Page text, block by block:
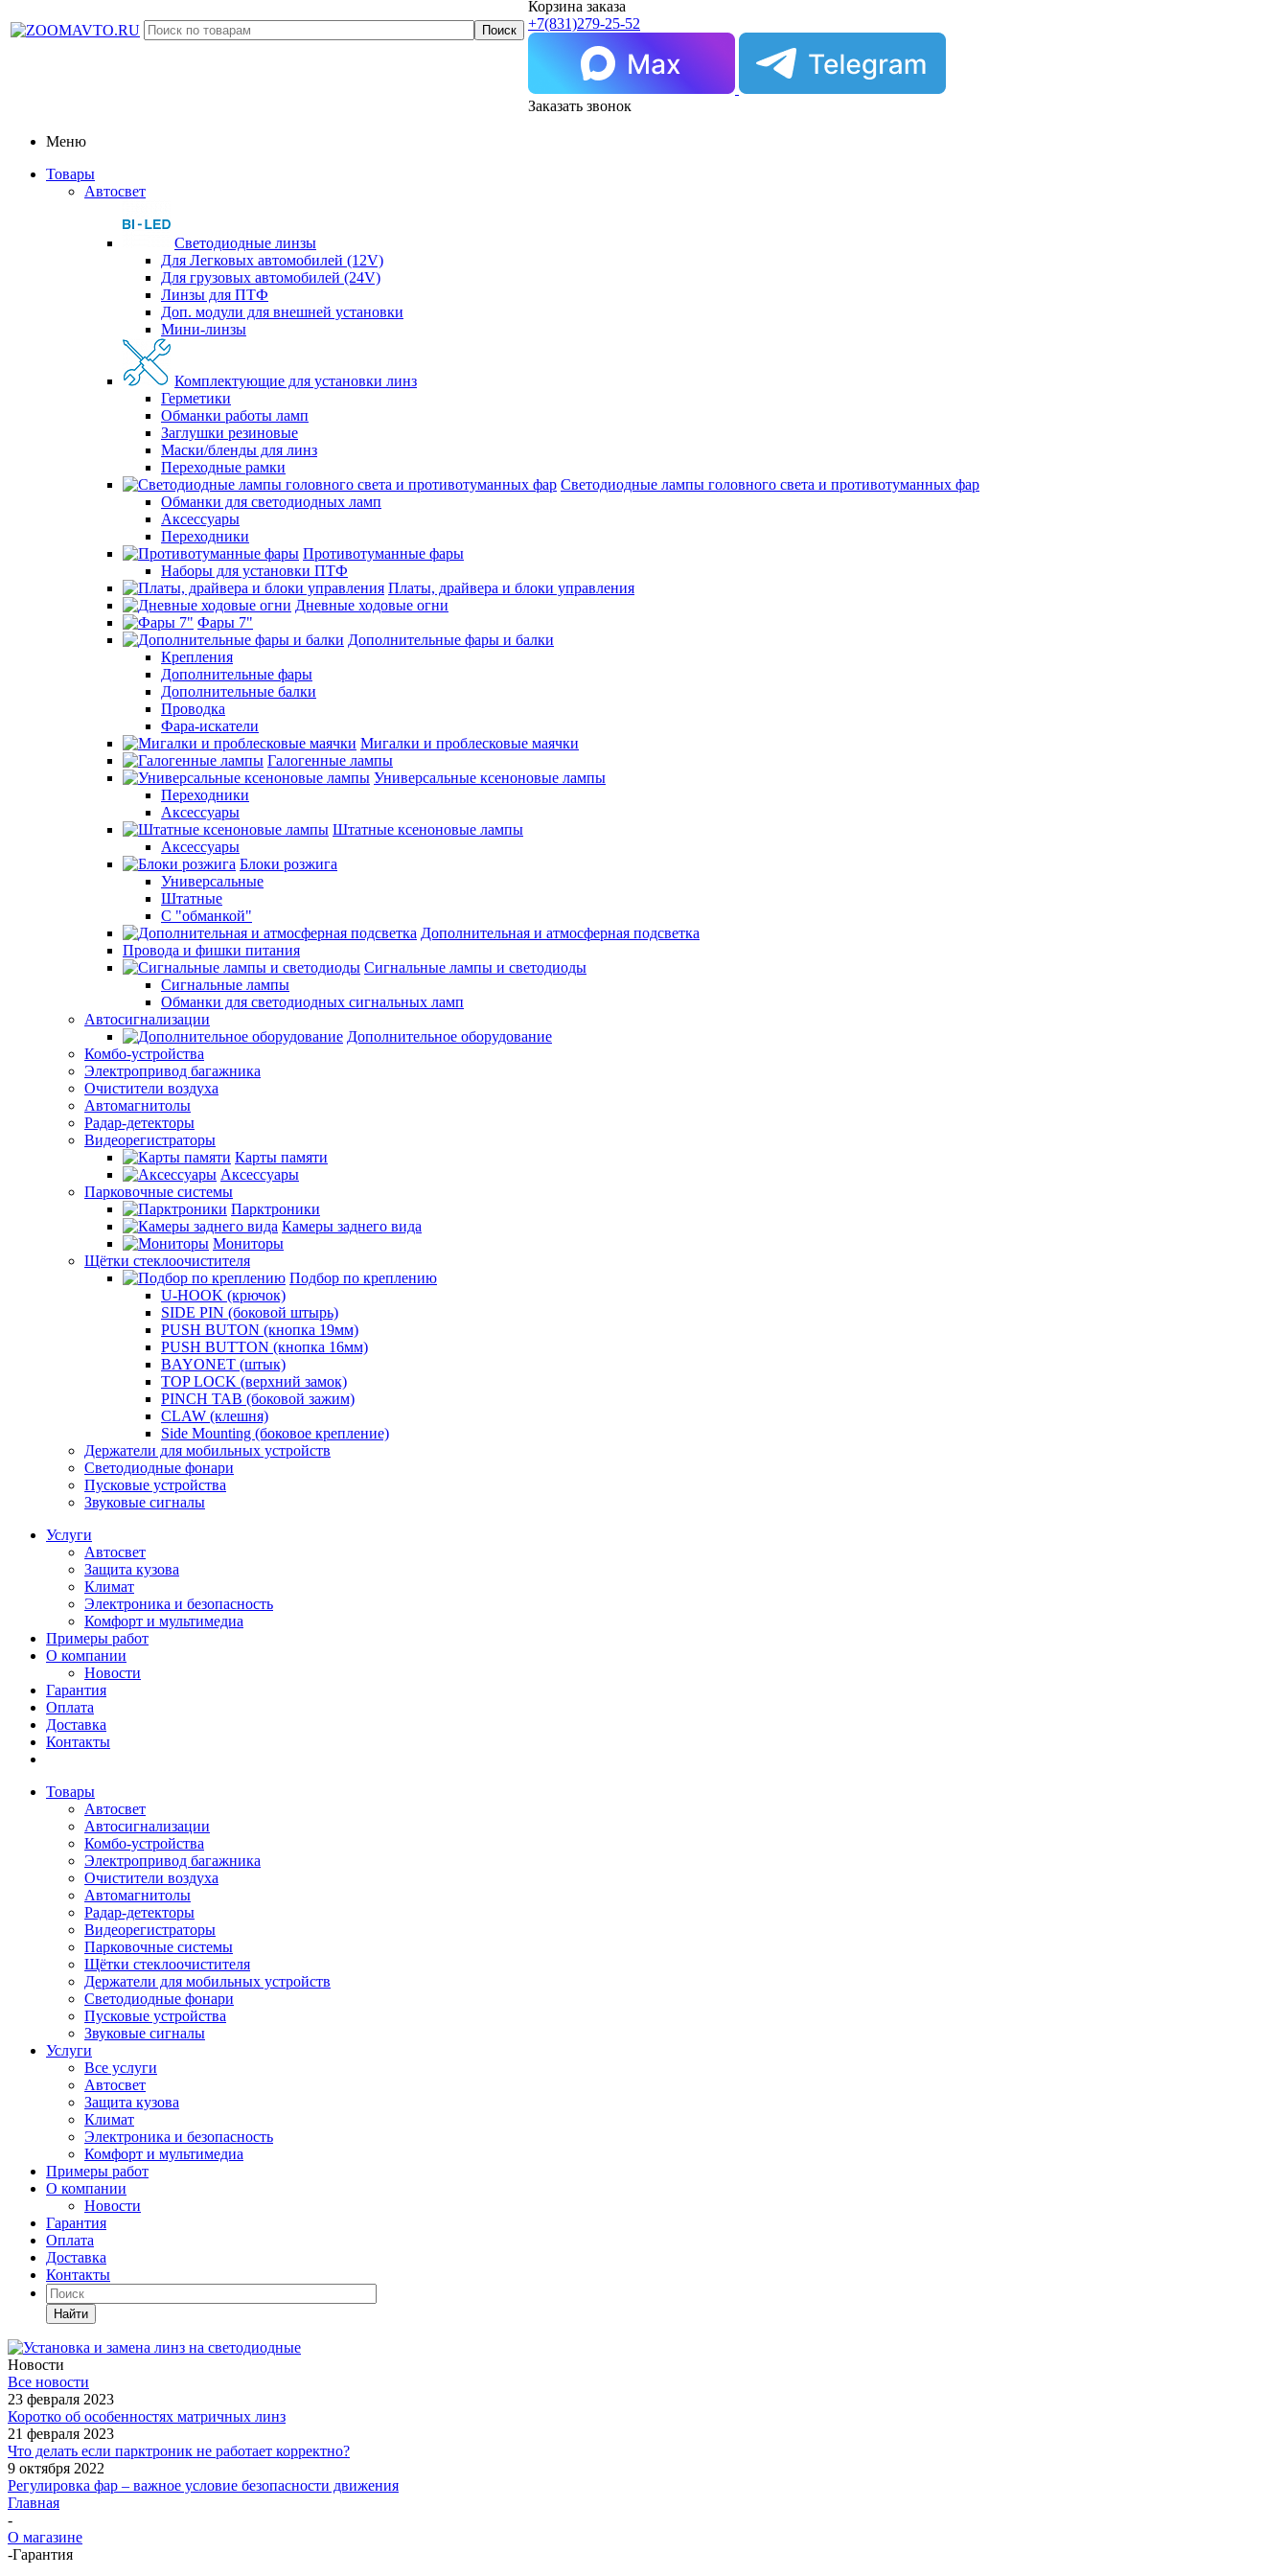
Корзина заказа
+7(831)279-25-52
Заказать звонок
Меню
Товары
Автосвет
Светодиодные линзы
Для Легковых автомобилей (12V)
Для грузовых автомобилей (24V)
Линзы для ПТФ
Доп. модули для внешней установки
Мини-линзы
Комплектующие для установки линз
Герметики
Обманки работы ламп
Заглушки резиновые
Маски/бленды для линз
Переходные рамки
Светодиодные лампы головного света и противотуманных фар
Обманки для светодиодных ламп
Аксессуары
Переходники
Противотуманные фары
Наборы для установки ПТФ
Платы, драйвера и блоки управления
Дневные ходовые огни
Фары 7"
Дополнительные фары и балки
Крепления
Дополнительные фары
Дополнительные балки
Проводка
Фара-искатели
Мигалки и проблесковые маячки
Галогенные лампы
Универсальные ксеноновые лампы
Переходники
Аксессуары
Штатные ксеноновые лампы
Аксессуары
Блоки розжига
Универсальные
Штатные
С "обманкой"
Дополнительная и атмосферная подсветка
Провода и фишки питания
Cигнальные лампы и светодиоды
Сигнальные лампы
Обманки для светодиодных сигнальных ламп
Автосигнализации
Дополнительное оборудование
Комбо-устройства
Электропривод багажника
Очистители воздуха
Автомагнитолы
Радар-детекторы
Видеорегистраторы
Карты памяти
Аксессуары
Парковочные системы
Парктроники
Камеры заднего вида
Мониторы
Щётки стеклоочистителя
Подбор по креплению
U-HOOK (крючок)
SIDE PIN (боковой штырь)
PUSH BUTON (кнопка 19мм)
PUSH BUTTON (кнопка 16мм)
BAYONET (штык)
TOP LOCK (верхний замок)
PINCH TAB (боковой зажим)
CLAW (клешня)
Side Mounting (боковое крепление)
Держатели для мобильных устройств
Светодиодные фонари
Пусковые устройства
Звуковые сигналы
Услуги
Автосвет
Защита кузова
Климат
Электроника и безопасность
Комфорт и мультимедиа
Примеры работ
О компании
Новости
Гарантия
Оплата
Доставка
Контакты
Товары
Автосвет
Автосигнализации
Комбо-устройства
Электропривод багажника
Очистители воздуха
Автомагнитолы
Радар-детекторы
Видеорегистраторы
Парковочные системы
Щётки стеклоочистителя
Держатели для мобильных устройств
Светодиодные фонари
Пусковые устройства
Звуковые сигналы
Услуги
Все услуги
Автосвет
Защита кузова
Климат
Электроника и безопасность
Комфорт и мультимедиа
Примеры работ
О компании
Новости
Гарантия
Оплата
Доставка
Контакты
Найти
Новости
Все новости
23 февраля 2023
Коротко об особенностях матричных линз
21 февраля 2023
Что делать если парктроник не работает корректно?
9 октября 2022
Регулировка фар – важное условие безопасности движения
Главная
-
О магазине
-Гарантия